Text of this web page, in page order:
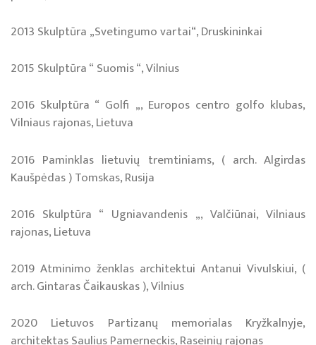
2013 Skulptūra „Svetingumo vartai“, Druskininkai
2015 Skulptūra “ Suomis “, Vilnius
2016 Skulptūra “ Golfi „, Europos centro golfo klubas,
Vilniaus rajonas, Lietuva
2016 Paminklas lietuvių tremtiniams, ( arch. Algirdas
Kaušpėdas ) Tomskas, Rusija
2016 Skulptūra “ Ugniavandenis „, Valčiūnai, Vilniaus
rajonas, Lietuva
2019 Atminimo ženklas architektui Antanui Vivulskiui, (
arch. Gintaras Čaikauskas ), Vilnius
2020 Lietuvos Partizanų memorialas Kryžkalnyje,
architektas Saulius Pamerneckis, Raseinių rajonas